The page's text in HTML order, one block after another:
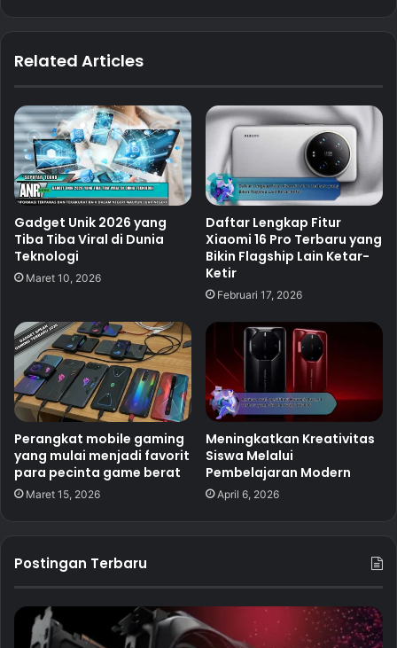
Related Articles
Gadget Unik 2026 yang
Tiba Tiba Viral di Dunia
Teknologi
Maret 10, 2026
Daftar Lengkap Fitur
Xiaomi 16 Pro Terbaru yang
Bikin Flagship Lain Ketar-
Ketir
Februari 17, 2026
Perangkat mobile gaming
yang mulai menjadi favorit
para pecinta game berat
Maret 15, 2026
Meningkatkan Kreativitas
Siswa Melalui
Pembelajaran Modern
April 6, 2026
Postingan Terbaru